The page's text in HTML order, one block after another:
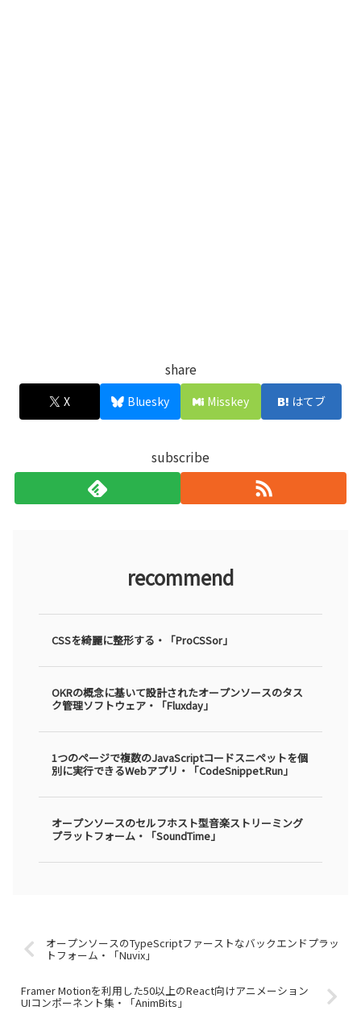
share
X Bluesky Misskey はてブ
subscribe
recommend
CSSを綺麗に整形する・「ProCSSor」
OKRの概念に基いて設計されたオープンソースのタス
ク管理ソフトウェア・「Fluxday」
1つのページで複数のJavaScriptコードスニペットを個
別に実行できるWebアプリ・「CodeSnippet.Run」
オープンソースのセルフホスト型音楽ストリーミング
プラットフォーム・「SoundTime」
オープンソースのTypeScriptファーストなバックエンドプラッ
トフォーム・「Nuvix」
Framer Motionを利用した50以上のReact向けアニメーション
UIコンポーネント集・「AnimBits」